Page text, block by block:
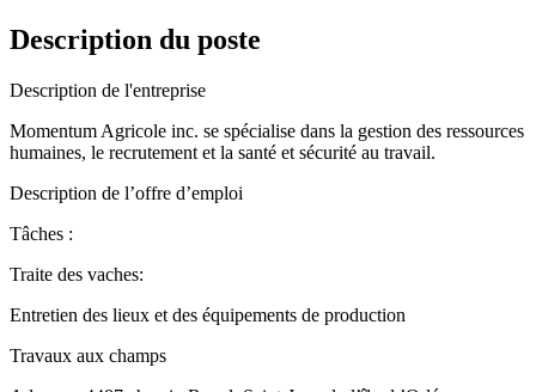
Description du poste
Description de l'entreprise
Momentum Agricole inc. se spécialise dans la gestion des ressources
humaines, le recrutement et la santé et sécurité au travail.
Description de l’offre d’emploi
Tâches :
Traite des vaches:
Entretien des lieux et des équipements de production
Travaux aux champs